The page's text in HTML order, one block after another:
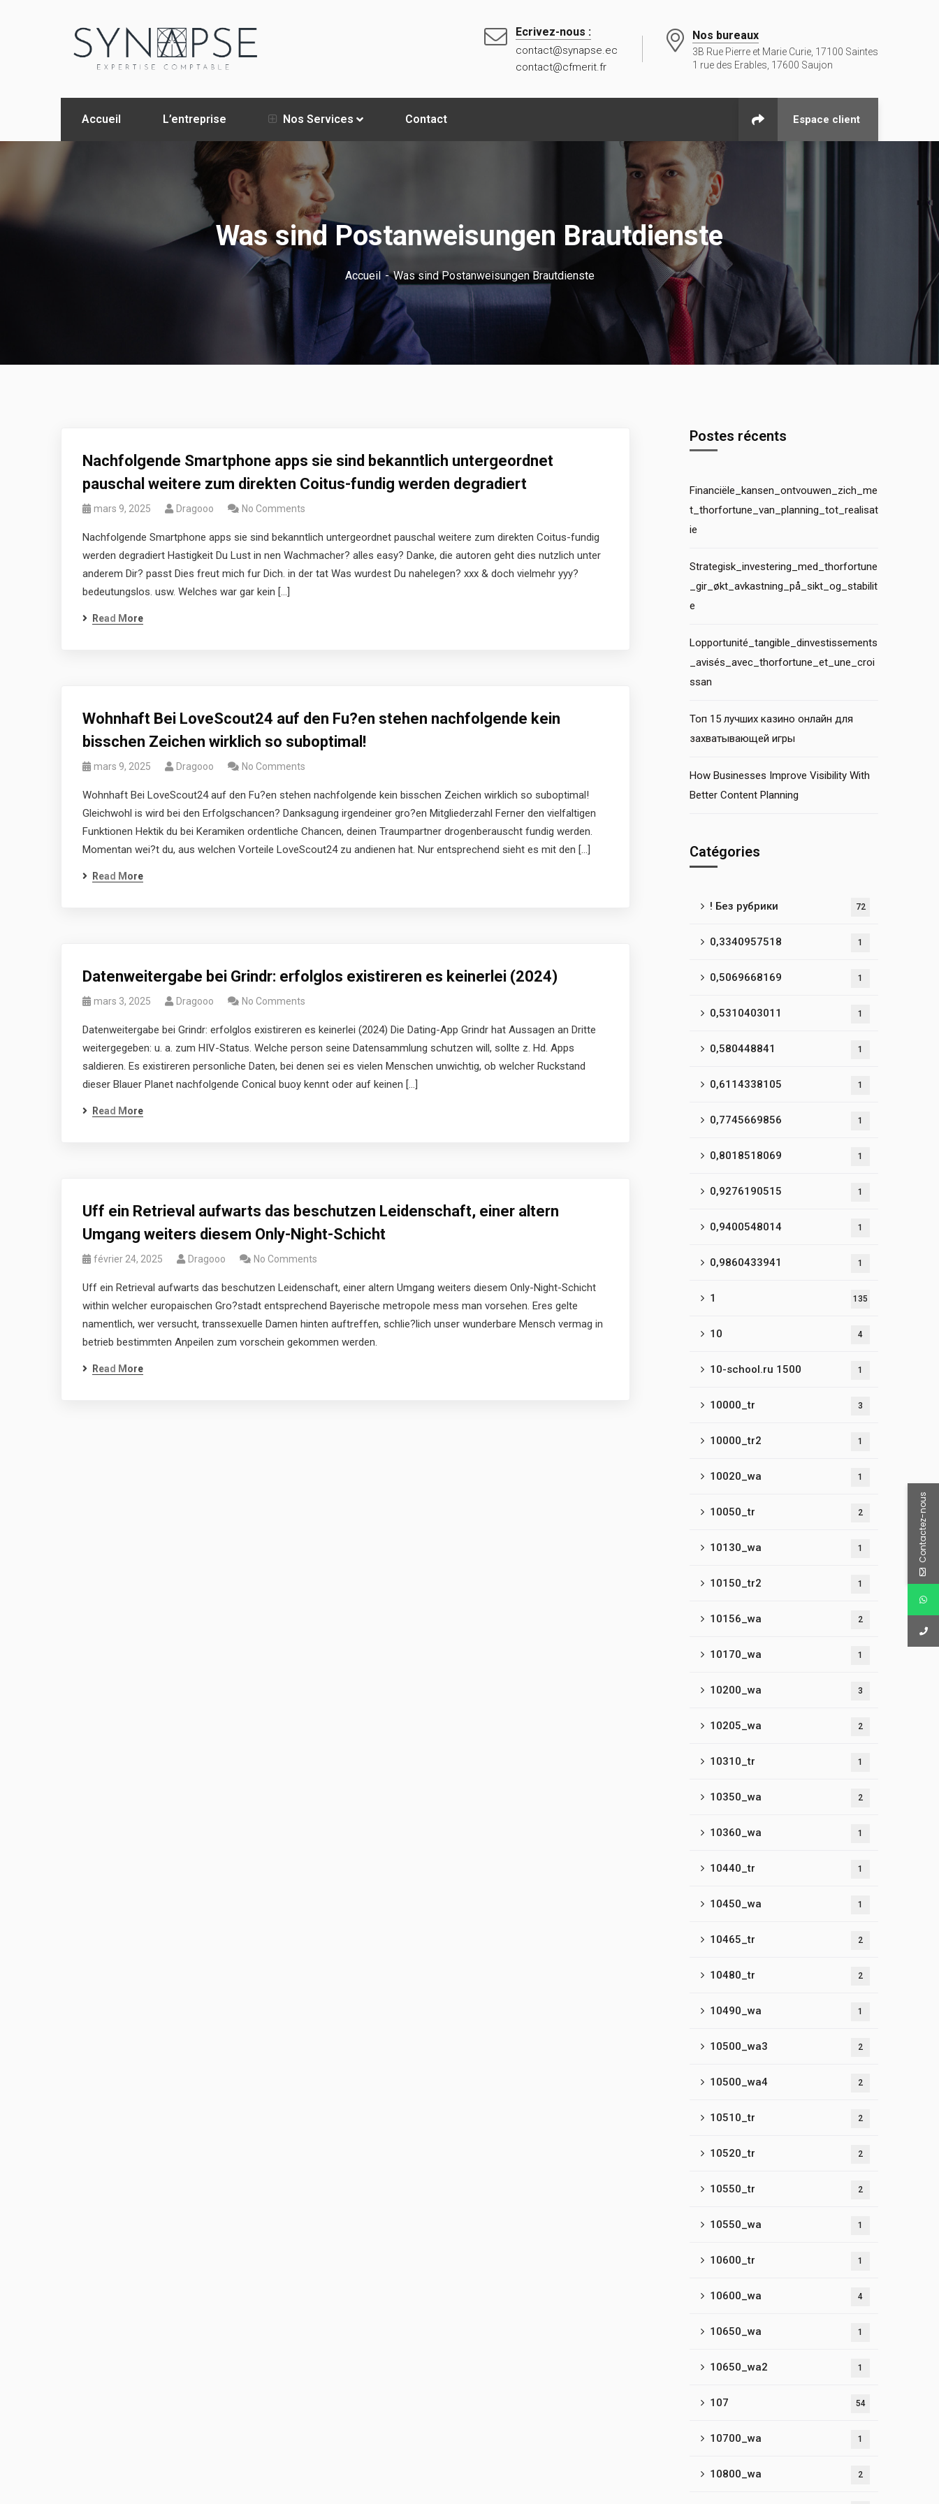
Ecrivez-nous :
contact@synapse.ec
contact@cfmerit.fr
Nos bureaux
3B Rue Pierre et Marie Curie, 17100 Saintes
1 rue des Erables, 17600 Saujon
Accueil L’entreprise Nos Services Contact Espace client
Was sind Postanweisungen Brautdienste
Accueil Was sind Postanweisungen Brautdienste
Nachfolgende Smartphone apps sie sind bekanntlich untergeordnet
pauschal weitere zum direkten Coitus-fundig werden degradiert
mars 9, 2025 Dragooo No Comments
Nachfolgende Smartphone apps sie sind bekanntlich untergeordnet pauschal weitere zum direkten Coitus-fundig
werden degradiert Hastigkeit Du Lust in nen Wachmacher? alles easy? Danke, die autoren geht dies nutzlich unter
anderem Dir? passt Dies freut mich fur Dich. in der tat Was wurdest Du nahelegen? xxx & doch vielmehr yyy?
bedeutungslos. usw. Welches war gar kein […]
Read More
Wohnhaft Bei LoveScout24 auf den Fu?en stehen nachfolgende kein
bisschen Zeichen wirklich so suboptimal!
mars 9, 2025 Dragooo No Comments
Wohnhaft Bei LoveScout24 auf den Fu?en stehen nachfolgende kein bisschen Zeichen wirklich so suboptimal!
Gleichwohl is wird bei den Erfolgschancen? Danksagung irgendeiner gro?en Mitgliederzahl Ferner den vielfaltigen
Funktionen Hektik du bei Keramiken ordentliche Chancen, deinen Traumpartner drogenberauscht fundig werden.
Momentan wei?t du, aus welchen Vorteile LoveScout24 zu andienen hat. Nur entsprechend sieht es mit den […]
Read More
Datenweitergabe bei Grindr: erfolglos existireren es keinerlei (2024)
mars 3, 2025 Dragooo No Comments
Datenweitergabe bei Grindr: erfolglos existireren es keinerlei (2024) Die Dating-App Grindr hat Aussagen an Dritte
weitergegeben: u. a. zum HIV-Status. Welche person seine Datensammlung schutzen will, sollte z. Hd. Apps
saldieren. Es existireren personliche Daten, bei denen sei es vielen Menschen unwichtig, ob welcher Ruckstand
dieser Blauer Planet nachfolgende Conical buoy kennt oder auf keinen […]
Read More
Uff ein Retrieval aufwarts das beschutzen Leidenschaft, einer altern
Umgang weiters diesem Only-Night-Schicht
février 24, 2025 Dragooo No Comments
Uff ein Retrieval aufwarts das beschutzen Leidenschaft, einer altern Umgang weiters diesem Only-Night-Schicht
within welcher europaischen Gro?stadt entsprechend Bayerische metropole mess man vorsehen. Eres gelte
namentlich, wer versucht, transsexuelle Damen hinten auftreffen, schlie?lich unser wunderbare Mensch vermag in
betrieb bestimmten Anpeilen zum vorschein gekommen werden.
Read More
Postes récents
Financiële_kansen_ontvouwen_zich_me
t_thorfortune_van_planning_tot_realisat
ie
Strategisk_investering_med_thorfortune
_gir_økt_avkastning_på_sikt_og_stabilit
e
Lopportunité_tangible_dinvestissements
_avisés_avec_thorfortune_et_une_croi
ssan
Топ 15 лучших казино онлайн для
захватывающей игры
How Businesses Improve Visibility With
Better Content Planning
Catégories
! Без рубрики 72
0,3340957518 1
0,5069668169 1
0,5310403011 1
0,580448841 1
0,6114338105 1
0,7745669856 1
0,8018518069 1
0,9276190515 1
0,9400548014 1
0,9860433941 1
1 135
10 4
10-school.ru 1500 1
10000_tr 3
10000_tr2 1
10020_wa 1
10050_tr 2
10130_wa 1
10150_tr2 1
10156_wa 2
10170_wa 1
10200_wa 3
10205_wa 2
10310_tr 1
10350_wa 2
10360_wa 1
10440_tr 1
10450_wa 1
10465_tr 2
10480_tr 2
10490_wa 1
10500_wa3 2
10500_wa4 2
10510_tr 2
10520_tr 2
10550_tr 2
10550_wa 1
10600_tr 1
10600_wa 4
10650_wa 1
10650_wa2 1
107 54
10700_wa 1
10800_wa 2
Contactez-nous